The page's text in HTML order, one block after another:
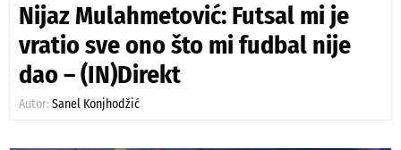
Nijaz Mulahmetović: Futsal mi je
vratio sve ono što mi fudbal nije
dao – (IN)Direkt
Autor: Sanel Konjhodžić